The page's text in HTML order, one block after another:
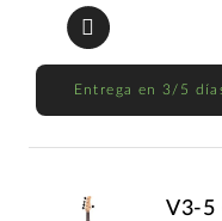
Entrega en 3/5
V3-5